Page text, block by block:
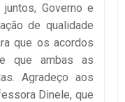
Governo e
de qualidade
que os acordos
que ambas as
Agradeço aos
Dinele, que